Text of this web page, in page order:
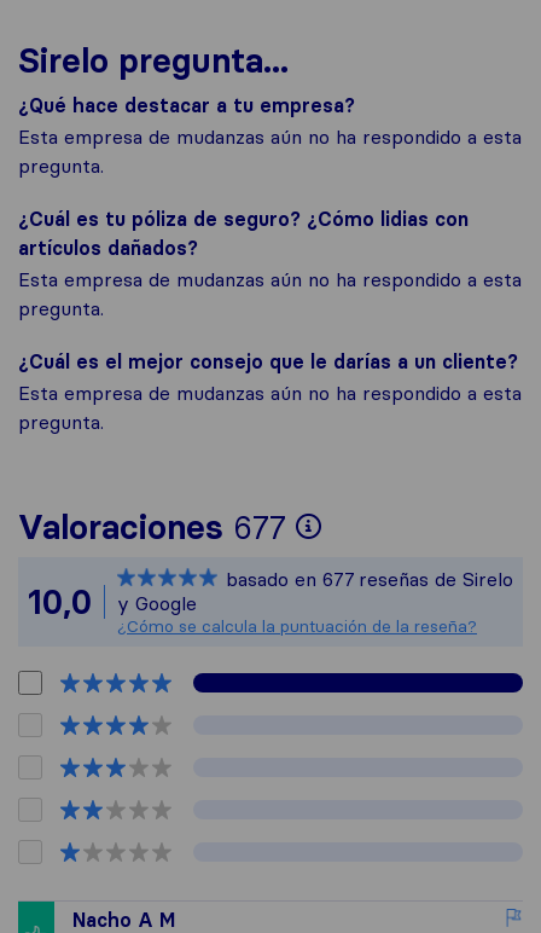
Sirelo pregunta...
¿Qué hace destacar a tu empresa?
Esta empresa de mudanzas aún no ha respondido a esta
pregunta.
¿Cuál es tu póliza de seguro? ¿Cómo lidias con
artículos dañados?
Esta empresa de mudanzas aún no ha respondido a esta
pregunta.
¿Cuál es el mejor consejo que le darías a un cliente?
Esta empresa de mudanzas aún no ha respondido a esta
pregunta.
Valoraciones 677
Para ofrecerte
Todas las
10,0
basado en 677 reseñas de Sirelo
y Google
¿Cómo se calcula la puntuación de la reseña?
Nacho A M